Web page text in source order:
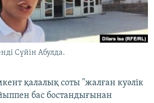
Сүйін Абулда.
қалалық соты "жалған куәлік
бас бостандығынан